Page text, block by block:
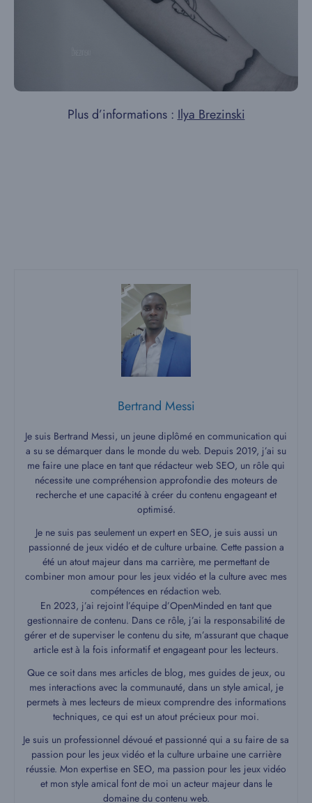
Plus d’informations : Ilya Brezinski
Bertrand Messi
Je suis Bertrand Messi, un jeune diplômé en communication qui
a su se démarquer dans le monde du web. Depuis 2019, j’ai su
me faire une place en tant que rédacteur web SEO, un rôle qui
nécessite une compréhension approfondie des moteurs de
recherche et une capacité à créer du contenu engageant et
optimisé.
Je ne suis pas seulement un expert en SEO, je suis aussi un
passionné de jeux vidéo et de culture urbaine. Cette passion a
été un atout majeur dans ma carrière, me permettant de
combiner mon amour pour les jeux vidéo et la culture avec mes
compétences en rédaction web.
En 2023, j’ai rejoint l’équipe d’OpenMinded en tant que
gestionnaire de contenu. Dans ce rôle, j’ai la responsabilité de
gérer et de superviser le contenu du site, m’assurant que chaque
article est à la fois informatif et engageant pour les lecteurs.
Que ce soit dans mes articles de blog, mes guides de jeux, ou
mes interactions avec la communauté, dans un style amical, je
permets à mes lecteurs de mieux comprendre des informations
techniques, ce qui est un atout précieux pour moi.
Je suis un professionnel dévoué et passionné qui a su faire de sa
passion pour les jeux vidéo et la culture urbaine une carrière
réussie. Mon expertise en SEO, ma passion pour les jeux vidéo
et mon style amical font de moi un acteur majeur dans le
domaine du contenu web.